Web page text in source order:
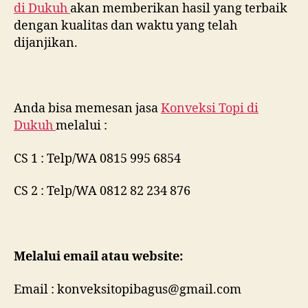
diDukuh akan memberikan hasil yang terbaik
dengan kualitas dan waktu yang telah
dijanjikan.
Anda bisa memesan jasaKonveksi Topi di
Dukuhmelalui :
CS 1 : Telp/WA 0815 995 6854
CS 2 : Telp/WA 0812 82 234 876
Melalui email atau website:
Email : konveksitopibagus@gmail.com